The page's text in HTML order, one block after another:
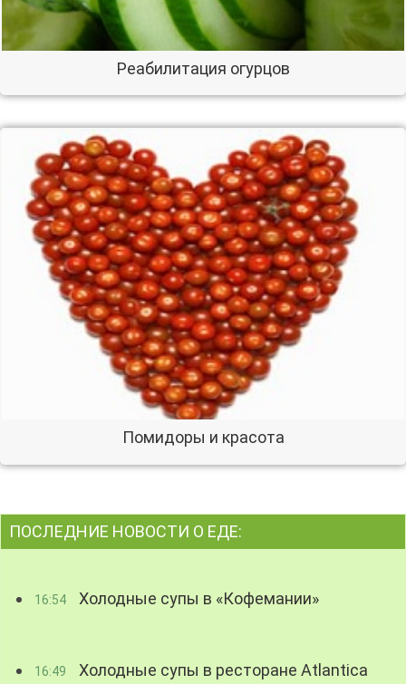
Реабилитация огурцов
Помидоры и красота
ПОСЛЕДНИЕ НОВОСТИ О ЕДЕ:
16:54 Холодные супы в «Кофемании»
16:49 Холодные супы в ресторане Atlantica